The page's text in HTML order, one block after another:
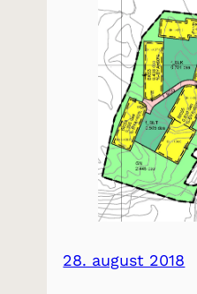
28. august 2018